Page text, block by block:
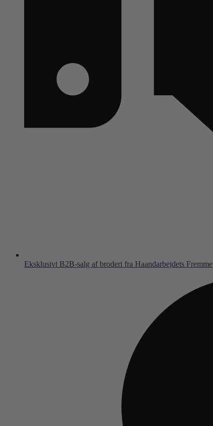
Eksklusivt B2B-salg af broderi fra Haandarbejdets Fremme